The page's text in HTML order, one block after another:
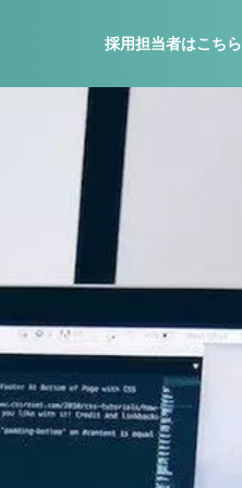
採用担当者はこちら